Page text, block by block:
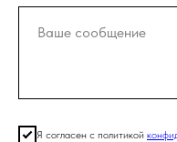
Я согласен с политикой